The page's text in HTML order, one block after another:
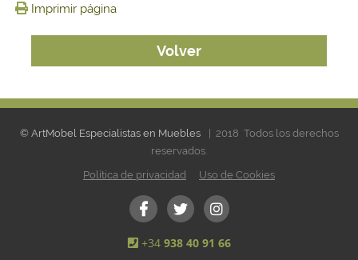
Volver
Imprimir página
© ArtMobel Especialistas en Muebles
| 2018 Todos los derechos
reservados.
Política de privacidad
Uso de Cookies
+34 938 40 91 66